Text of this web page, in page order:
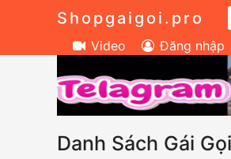
Shopgaigoi.pro
Video Đăng nhập
Danh Sách Gái